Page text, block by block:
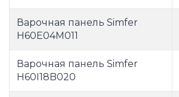
Варочная панель Simfer
H60E04M011
Варочная панель Simfer
H60I18B020